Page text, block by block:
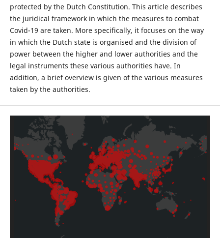
protected by the Dutch Constitution. This article describes
the juridical framework in which the measures to combat
Covid-19 are taken. More specifically, it focuses on the way
in which the Dutch state is organised and the division of
power between the higher and lower authorities and the
legal instruments these various authorities have. In
addition, a brief overview is given of the various measures
taken by the authorities.